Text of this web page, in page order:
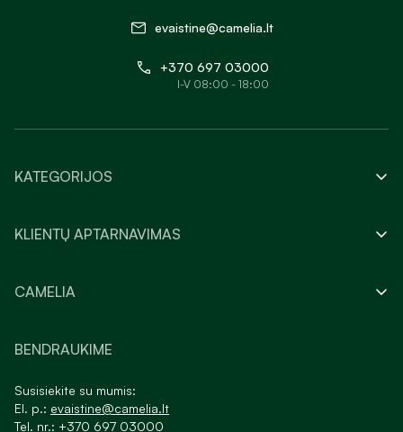
evaistine@camelia.lt
+370 697 03000
I-V 08:00 - 18:00
KATEGORIJOS
KLIENTŲ APTARNAVIMAS
CAMELIA
BENDRAUKIME
Susisiekite su mumis:
El. p.: evaistine@camelia.lt
Tel. nr.: +370 697 03000